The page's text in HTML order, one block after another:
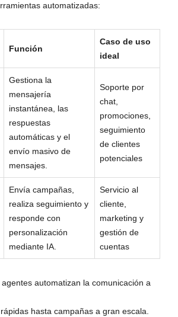
automatizadas:
Función
Caso de uso
ideal
Gestiona la
mensajería
instantánea, las
respuestas
automáticas y el
envío masivo de
mensajes.
Soporte por
chat,
promociones,
seguimiento
de clientes
potenciales
Envía campañas,
realiza seguimiento y
responde con
personalización
mediante IA.
Servicio al
cliente,
marketing y
gestión de
cuentas
automatizan la comunicación a
hasta campañas a gran escala.